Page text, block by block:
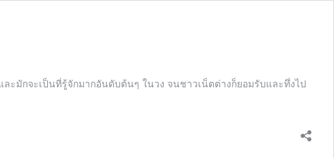
ะมักจะเป็นที่รู้จักมากอันดับต้นๆ ในวง จนชาวเน็ตต่างก็ยอมรับและทึ่งไป